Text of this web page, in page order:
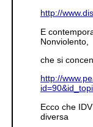
http://
E
Nonviolento,
che si
http://
Ecco che
diversa